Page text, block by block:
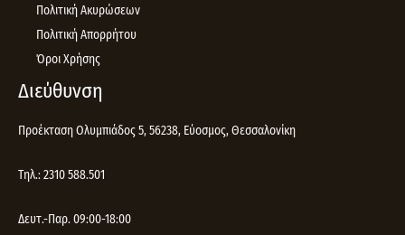
Πολιτική Ακυρώσεων
Πολιτική Απορρήτου
Όροι Χρήσης
Διεύθυνση
Προέκταση Ολυμπιάδος 5, 56238, Εύοσμος, Θεσσαλονίκη
Τηλ.: 2310 588.501
Δευτ.-Παρ. 09:00-18:00